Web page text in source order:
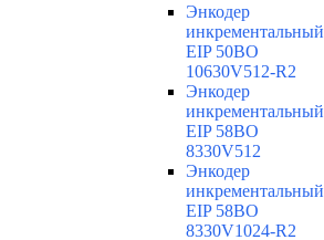
Энкодер
инкрементальный
EIP 50BO
10630V512-R2
Энкодер
инкрементальный
EIP 58BO
8330V512
Энкодер
инкрементальный
EIP 58BO
8330V1024-R2